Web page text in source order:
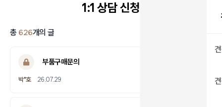
1:1 상담 신청
총 626개의 글
부품구매문의
박*호 26.07.29